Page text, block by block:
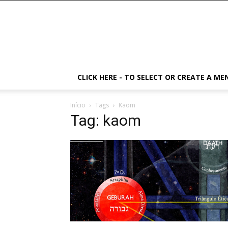
CLICK HERE - TO SELECT OR CREATE A
Início Tags Kaom
Tag: kaom